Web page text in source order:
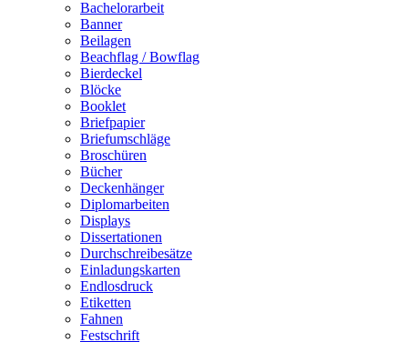
Bachelorarbeit
Banner
Beilagen
Beachflag / Bowflag
Bierdeckel
Blöcke
Booklet
Briefpapier
Briefumschläge
Broschüren
Bücher
Deckenhänger
Diplomarbeiten
Displays
Dissertationen
Durchschreibesätze
Einladungskarten
Endlosdruck
Etiketten
Fahnen
Festschrift